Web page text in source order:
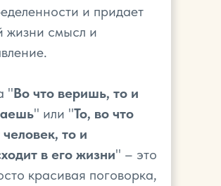
и придает
жизни смысл и
"Во что веришь, то и
" или "То, во что
человек, то и
в его жизни" – это
красивая поговорка,